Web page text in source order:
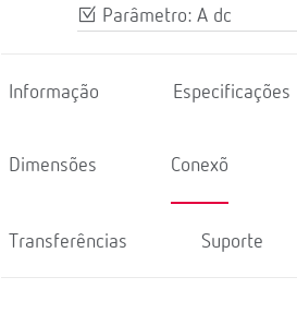
Parâmetro: A dc
Informação Especificações
Dimensões Conexõ
Transferências Suporte